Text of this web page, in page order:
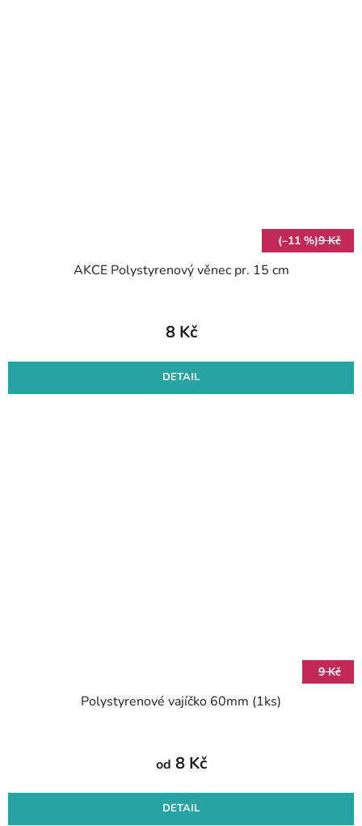
(–11 %)9 Kč
AKCE Polystyrenový věnec pr. 15 cm
8 Kč
DETAIL
9 Kč
Polystyrenové vajíčko 60mm (1ks)
od 8 Kč
DETAIL